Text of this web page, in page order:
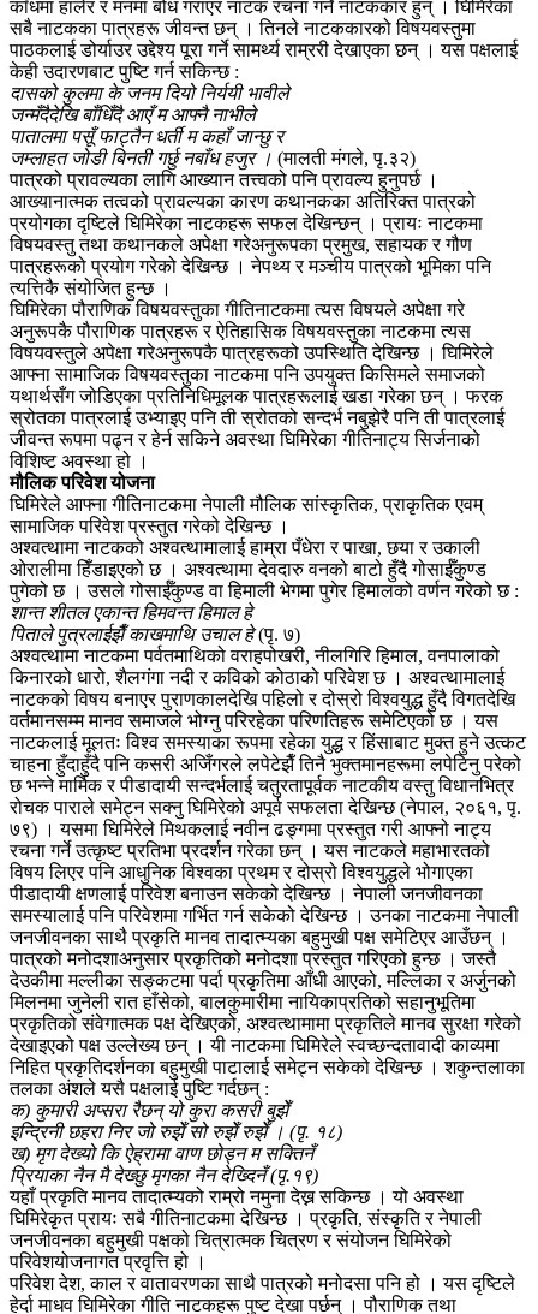
काँधमा हालेर र मनमा बोध गराएर नाटक रचना गर्ने नाटककार हुन् । घिमिरेका
सबै नाटकका पात्रहरू जीवन्त छन् । तिनले नाटककारको विषयवस्तुमा
पाठकलाई डोर्याउर उद्देश्य पूरा गर्ने सामर्थ्य राम्ररी देखाएका छन् । यस पक्षलाई
केही उदारणबाट पुष्टि गर्न सकिन्छ :
दासको कुलमा के जनम दियो निर्ययी भावीले
जन्मँदैदेखि बाँधिँदै आएँ म आफ्नै नाभीले
पातालमा पसूँ फाट्तैन धर्ती म कहाँ जान्छु र
जम्लाहत जोडी बिनती गर्छु नबाँध हजुर । (मालती मंगले, पृ.३२)
पात्रको प्रावल्यका लागि आख्यान तत्त्वको पनि प्रावल्य हुनुपर्छ ।
आख्यानात्मक तत्वको प्रावल्यका कारण कथानकका अतिरिक्त पात्रको
प्रयोगका दृष्टिले घिमिरेका नाटकहरू सफल देखिन्छन् । प्रायः नाटकमा
विषयवस्तु तथा कथानकले अपेक्षा गरेअनुरूपका प्रमुख, सहायक र गौण
पात्रहरूको प्रयोग गरेको देखिन्छ । नेपथ्य र मञ्चीय पात्रको भूमिका पनि
त्यत्तिकै संयोजित हुन्छ ।
घिमिरेका पौराणिक विषयवस्तुका गीतिनाटकमा त्यस विषयले अपेक्षा गरे
अनुरूपकै पौराणिक पात्रहरू र ऐतिहासिक विषयवस्तुका नाटकमा त्यस
विषयवस्तुले अपेक्षा गरेअनुरूपकै पात्रहरूको उपस्थिति देखिन्छ । घिमिरेले
आफ्ना सामाजिक विषयवस्तुका नाटकमा पनि उपयुक्त किसिमले समाजको
यथार्थसँग जोडिएका प्रतिनिधिमूलक पात्रहरूलाई खडा गरेका छन् । फरक
स्रोतका पात्रलाई उभ्याइए पनि ती स्रोतको सन्दर्भ नबुझेरै पनि ती पात्रलाई
जीवन्त रूपमा पढ्न र हेर्न सकिने अवस्था घिमिरेका गीतिनाट्य सिर्जनाको
विशिष्ट अवस्था हो ।
मौलिक परिवेश योजना
घिमिरेले आफ्ना गीतिनाटकमा नेपाली मौलिक सांस्कृतिक, प्राकृतिक एवम्
सामाजिक परिवेश प्रस्तुत गरेको देखिन्छ ।
अश्वत्थामा नाटकको अश्वत्थामालाई हाम्रा पँधेरा र पाखा, छया र उकाली
ओरालीमा हिँडाइएको छ । अश्वत्थामा देवदारु वनको बाटो हुँदै गोसाईँकुण्ड
पुगेको छ । उसले गोसाईँकुण्ड वा हिमाली भेगमा पुगेर हिमालको वर्णन गरेको छ :
शान्त शीतल एकान्त हिमवन्त हिमाल हे
पिताले पुत्रलाईझैँ काखमाथि उचाल हे(पृ. ७)
अश्वत्थामा नाटकमा पर्वतमाथिको वराहपोखरी, नीलगिरि हिमाल, वनपालाको
किनारको धारो, शैलगंगा नदी र कविको कोठाको परिवेश छ । अश्वत्थामालाई
नाटकको विषय बनाएर पुराणकालदेखि पहिलो र दोस्रो विश्वयुद्ध हुँदै विगतदेखि
वर्तमानसम्म मानव समाजले भोग्नु परिरहेका परिणतिहरू समेटिएको छ । यस
नाटकलाई मूलतः विश्व समस्याका रूपमा रहेका युद्ध र हिंसाबाट मुक्त हुने उत्कट
चाहना हुँदाहुँदै पनि कसरी अजिँगरले लपेटेझैँ तिनै भुक्तमानहरूमा लपेटिनु परेको
छ भन्ने मार्मिक र पीडादायी सन्दर्भलाई चतुरतापूर्वक नाटकीय वस्तु विधानभित्र
रोचक पाराले समेट्न सक्नु घिमिरेको अपूर्व सफलता देखिन्छ (नेपाल, २०६१, पृ.
७९) । यसमा घिमिरेले मिथकलाई नवीन ढङ्गमा प्रस्तुत गरी आफ्नो नाट्य
रचना गर्ने उत्कृष्ट प्रतिभा प्रदर्शन गरेका छन् । यस नाटकले महाभारतको
विषय लिएर पनि आधुनिक विश्वका प्रथम र दोस्रो विश्वयुद्धले भोगाएका
पीडादायी क्षणलाई परिवेश बनाउन सकेको देखिन्छ । नेपाली जनजीवनका
समस्यालाई पनि परिवेशमा गर्भित गर्न सकेको देखिन्छ । उनका नाटकमा नेपाली
जनजीवनका साथै प्रकृति मानव तादात्म्यका बहुमुखी पक्ष समेटिएर आउँछन् ।
पात्रको मनोदशाअनुसार प्रकृतिको मनोदशा प्रस्तुत गरिएको हुन्छ । जस्तै
देउकीमा मल्लीका सङ्कटमा पर्दा प्रकृतिमा आँधी आएको, मल्लिका र अर्जुनको
मिलनमा जुनेली रात हाँसेको, बालकुमारीमा नायिकाप्रतिको सहानुभूतिमा
प्रकृतिको संवेगात्मक पक्ष देखिएको, अश्वत्थामामा प्रकृतिले मानव सुरक्षा गरेको
देखाइएको पक्ष उल्लेख्य छन् । यी नाटकमा घिमिरेले स्वच्छन्दतावादी काव्यमा
निहित प्रकृतिदर्शनका बहुमुखी पाटालाई समेट्न सकेको देखिन्छ । शकुन्तलाका
तलका अंशले यसै पक्षलाई पुष्टि गर्दछन् :
क) कुमारी अप्सरा रैछन् यो कुरा कसरी बुझेँ
इन्द्रिनी छहरा निर जो रुझेँ सो रुझेँ रुझेँ । (पृ. १८)
ख) मृग देख्यो कि ऐह्रामा वाण छोड्न म सक्तिनँ
प्रियाका नैन मै देख्छु मृगका नैन देख्दिनँ (पृ.१९)
यहाँ प्रकृति मानव तादात्म्यको राम्रो नमुना देख्न सकिन्छ । यो अवस्था
घिमिरेकृत प्रायः सबै गीतिनाटकमा देखिन्छ । प्रकृति, संस्कृति र नेपाली
जनजीवनका बहुमुखी पक्षको चित्रात्मक चित्रण र संयोजन घिमिरेको
परिवेशयोजनागत प्रवृत्ति हो ।
परिवेश देश, काल र वातावरणका साथै पात्रको मनोदसा पनि हो । यस दृष्टिले
हेर्दा माधव घिमिरेका गीति नाटकहरू पुष्ट देखा पर्छन् । पौराणिक तथा